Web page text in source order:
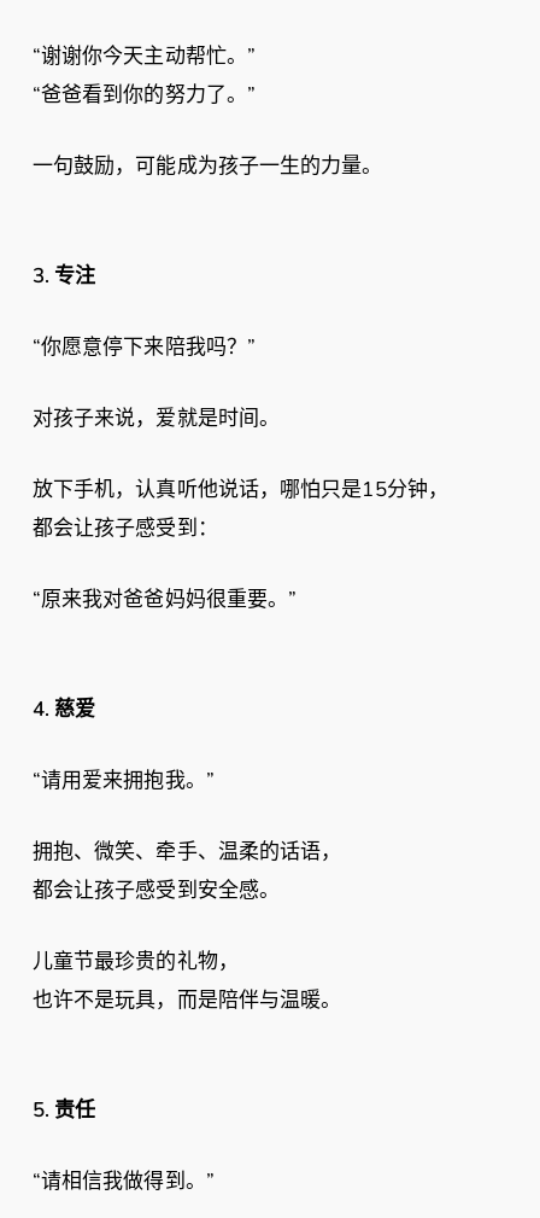
“谢谢你今天主动帮忙。”
“爸爸看到你的努力了。”
一句鼓励，可能成为孩子一生的力量。
3. 专注
“你愿意停下来陪我吗？”
对孩子来说，爱就是时间。
放下手机，认真听他说话，哪怕只是15分钟，
都会让孩子感受到：
“原来我对爸爸妈妈很重要。”
4.慈爱
“请用爱来拥抱我。”
拥抱、微笑、牵手、温柔的话语，
都会让孩子感受到安全感。
儿童节最珍贵的礼物，
也许不是玩具，而是陪伴与温暖。
5. 责任
“请相信我做得到。”